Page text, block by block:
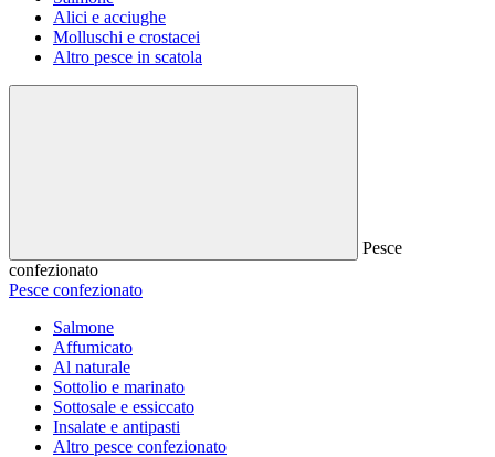
Alici e acciughe
Molluschi e crostacei
Altro pesce in scatola
Pesce
confezionato
Pesce confezionato
Salmone
Affumicato
Al naturale
Sottolio e marinato
Sottosale e essiccato
Insalate e antipasti
Altro pesce confezionato